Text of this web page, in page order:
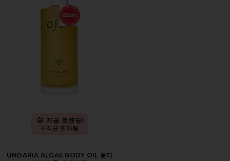
지금 트렌딩!
6 최근 판매됨
UNDARIA ALGAE BODY OIL 운다